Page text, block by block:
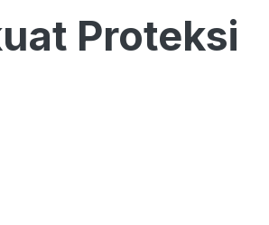
Proteksi